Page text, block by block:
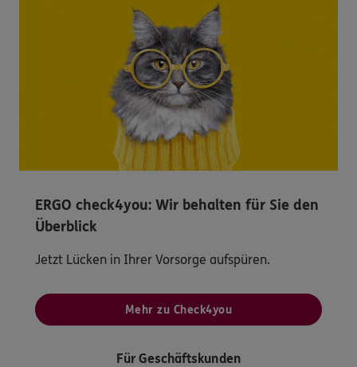
ERGO check4you: Wir behalten für Sie den
Überblick
Jetzt Lücken in Ihrer Vorsorge aufspüren.
Mehr zu Check4you
Für Geschäftskunden